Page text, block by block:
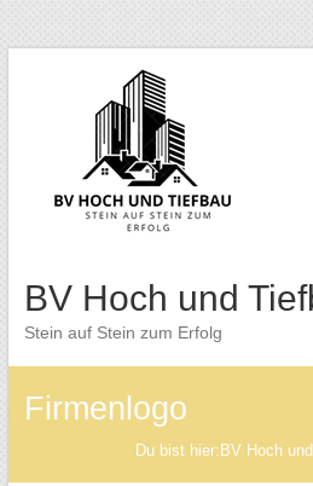
BV Hoch und
Stein auf Stein zum Erfolg
Firmenlogo
Du bist hier: BV Hoch